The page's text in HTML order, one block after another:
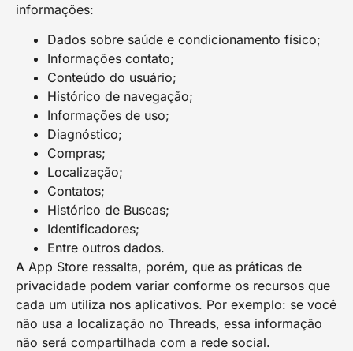
informações:
Dados sobre saúde e condicionamento físico;
Informações contato;
Conteúdo do usuário;
Histórico de navegação;
Informações de uso;
Diagnóstico;
Compras;
Localização;
Contatos;
Histórico de Buscas;
Identificadores;
Entre outros dados.
A App Store ressalta, porém, que as práticas de
privacidade podem variar conforme os recursos que
cada um utiliza nos aplicativos. Por exemplo: se você
não usa a localização no Threads, essa informação
não será compartilhada com a rede social.